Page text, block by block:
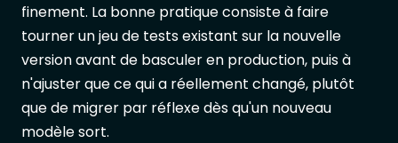
finement. La bonne pratique consiste à faire
tourner un jeu de tests existant sur la nouvelle
version avant de basculer en production, puis à
n'ajuster que ce qui a réellement changé, plutôt
que de migrer par réflexe dès qu'un nouveau
modèle sort.